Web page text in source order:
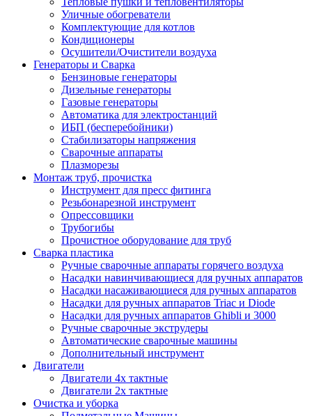
Уличные обогреватели
Комплектующие для котлов
Кондиционеры
Осушители/Очистители воздуха
Генераторы и Сварка
Бензиновые генераторы
Дизельные генераторы
Газовые генераторы
Автоматика для электростанций
ИБП (бесперебойники)
Стабилизаторы напряжения
Сварочные аппараты
Плазморезы
Монтаж труб, прочистка
Инструмент для пресс фитинга
Резьбонарезной инструмент
Опрессовщики
Трубогибы
Прочистное оборудование для труб
Сварка пластика
Ручные сварочные аппараты горячего воздуха
Насадки навинчивающиеся для ручных аппаратов
Насадки насаживающиеся для ручных аппаратов
Насадки для ручных аппаратов Triac и Diode
Насадки для ручных аппаратов Ghibli и 3000
Ручные сварочные экструдеры
Автоматические сварочные машины
Дополнительный инструмент
Двигатели
Двигатели 4х тактные
Двигатели 2х тактные
Очистка и уборка